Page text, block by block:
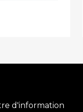
d'information